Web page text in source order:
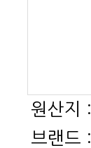
원산지 :
브랜드 :